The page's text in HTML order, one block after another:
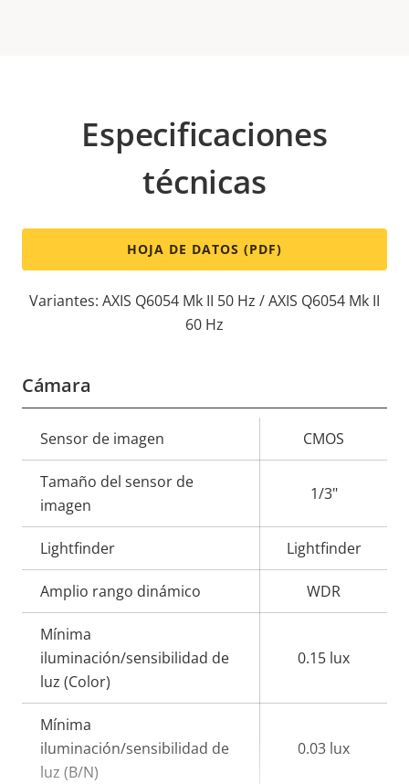
Especificaciones
técnicas
HOJA DE DATOS (PDF)
Variantes: AXIS Q6054 Mk II 50 Hz / AXIS Q6054 Mk II
60 Hz
Cámara
Descripción
de
propiedad
la
propiedad
Sensor de imagen CMOS
Tamaño del sensor de
imagen
1/3"
Lightfinder Lightfinder
Amplio rango dinámico WDR
Mínima
iluminación/sensibilidad de
luz (Color)
0.15 lux
Mínima
iluminación/sensibilidad de
luz (B/N)
0.03 lux